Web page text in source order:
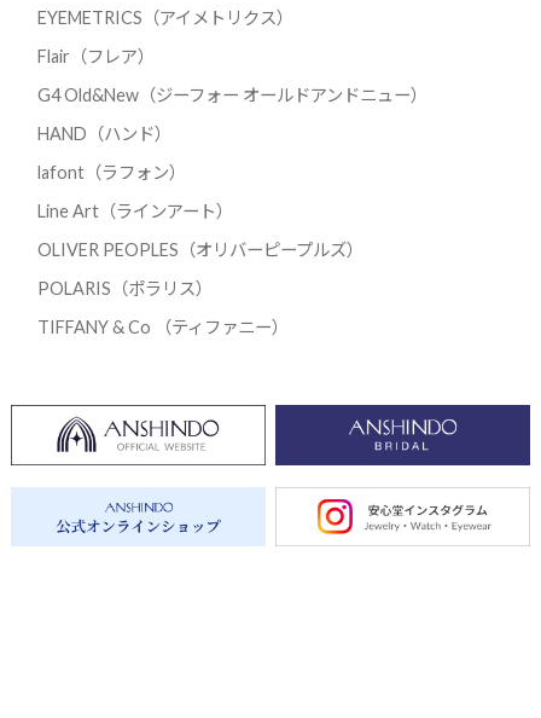
EYEMETRICS（アイメトリクス）
Flair（フレア）
G4 Old&New（ジーフォー オールドアンドニュー）
HAND（ハンド）
lafont（ラフォン）
Line Art（ラインアート）
OLIVER PEOPLES（オリバーピープルズ）
POLARIS（ポラリス）
TIFFANY & Co （ティファニー）